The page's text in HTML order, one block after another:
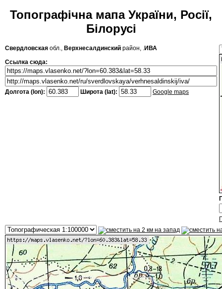
Топографічна мапа України, Росії,
Білорусі
Свердловская обл., Верхнесалдинский район, .ИВА
Ссылка сюда:
Долгота (lon): Широта (lat): Google maps